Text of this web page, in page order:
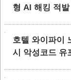
형 AI 해킹 적발
호텔 와이파이
시 악성코드 유